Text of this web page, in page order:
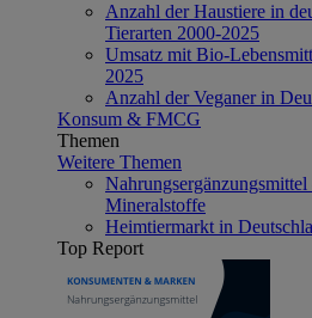
Anzahl der Haustiere in
Tierarten 2000-2025
Umsatz mit Bio-
2025
Anzahl der Veganer in
Konsum & FMCG
Themen
Weitere Themen
Mineralstoffe
Heimtiermarkt in
Top Report